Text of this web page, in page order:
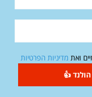
ואת מדיניות הפרטיות
👍